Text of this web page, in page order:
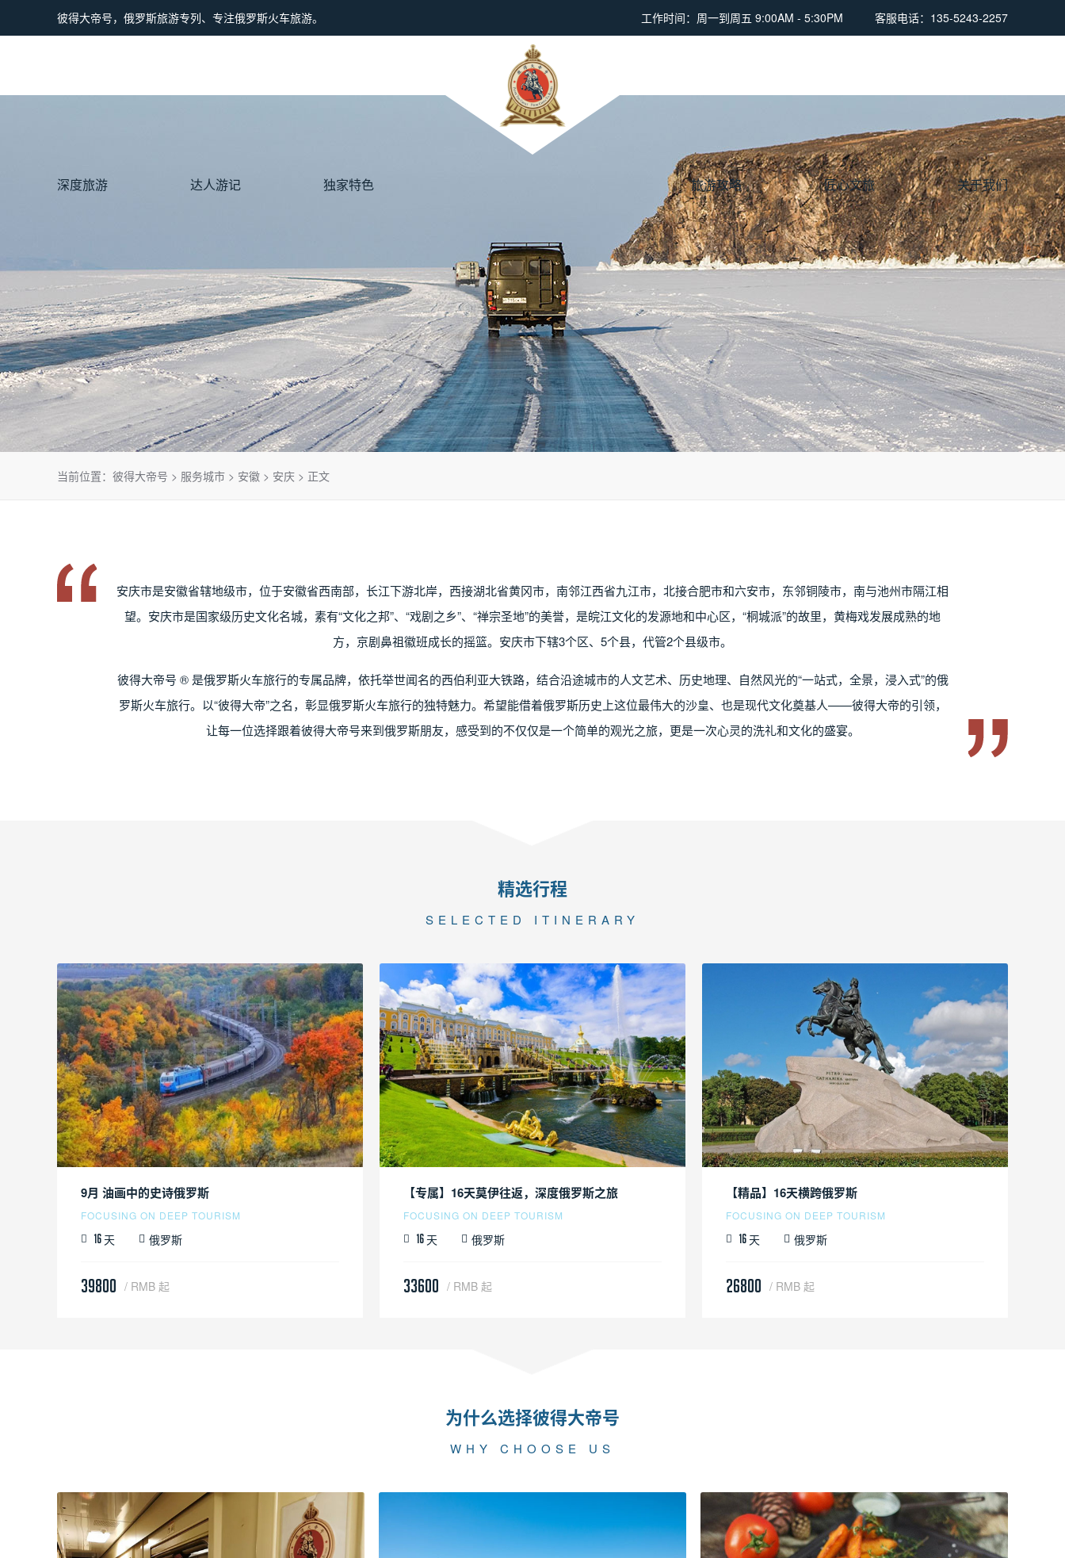
彼得大帝号，俄罗斯旅游专列、专注俄罗斯火车旅游。 工作时间：周一到周五 9:00AM - 5:30PM 客服电话：135-5243-2257
深度旅游 达人游记 独家特色 旅游攻略 匠心文旅 关于我们
当前位置： 彼得大帝号 > 服务城市 > 安徽 > 安庆 > 正文
安庆市是安徽省辖地级市，位于安徽省西南部，长江下游北岸，西接湖北省黄冈市，南邻江西省九江市，北接合肥市和六安市，东邻铜陵市，南与池州市隔江相
望。安庆市是国家级历史文化名城，素有“文化之邦”、“戏剧之乡”、“禅宗圣地”的美誉，是皖江文化的发源地和中心区，“桐城派”的故里，黄梅戏发展成熟的地
方，京剧鼻祖徽班成长的摇篮。安庆市下辖3个区、5个县，代管2个县级市。
彼得大帝号 ® 是俄罗斯火车旅行的专属品牌，依托举世闻名的西伯利亚大铁路，结合沿途城市的人文艺术、历史地理、自然风光的“一站式，全景，浸入式”的俄
罗斯火车旅行。以“彼得大帝”之名，彰显俄罗斯火车旅行的独特魅力。希望能借着俄罗斯历史上这位最伟大的沙皇、也是现代文化奠基人——彼得大帝的引领，
让每一位选择跟着彼得大帝号来到俄罗斯朋友，感受到的不仅仅是一个简单的观光之旅，更是一次心灵的洗礼和文化的盛宴。
精选行程
SELECTED ITINERARY
9月 油画中的史诗俄罗斯
FOCUSING ON DEEP TOURISM
16 天 俄罗斯
39800 / RMB 起
【专属】16天莫伊往返，深度俄罗斯之旅
FOCUSING ON DEEP TOURISM
16 天 俄罗斯
33600 / RMB 起
【精品】16天横跨俄罗斯
FOCUSING ON DEEP TOURISM
16 天 俄罗斯
26800 / RMB 起
为什么选择彼得大帝号
WHY CHOOSE US